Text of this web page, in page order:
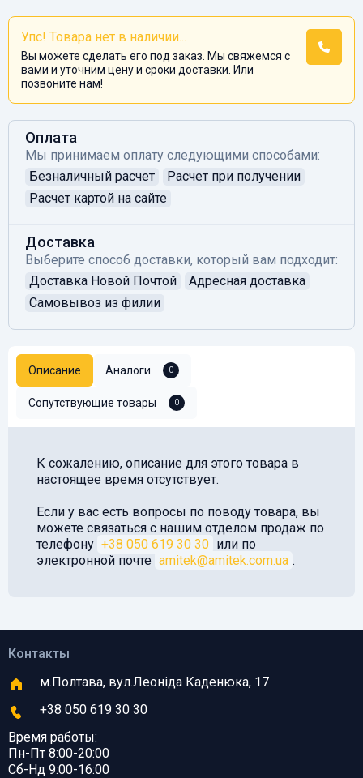
Упс! Товара нет в наличии...
Вы можете сделать его под заказ. Мы свяжемся с
вами и уточним цену и сроки доставки. Или
позвоните нам!
Оплата
Мы принимаем оплату следующими способами:
Безналичный расчет
Расчет при получении
Расчет картой на сайте
Доставка
Выберите способ доставки, который вам подходит:
Доставка Новой Почтой
Адресная доставка
Самовывоз из филии
Описание Аналоги 0
Сопутствующие товары 0
К сожалению, описание для этого товара в
настоящее время отсутствует.
Если у вас есть вопросы по поводу товара, вы
можете связаться с нашим отделом продаж по
телефону +38 050 619 30 30 или по
электронной почте amitek@amitek.com.ua .
Контакты
м.Полтава, вул.Леоніда Каденюка, 17
+38 050 619 30 30
Время работы:
Пн-Пт 8:00-20:00
Сб-Нд 9:00-16:00